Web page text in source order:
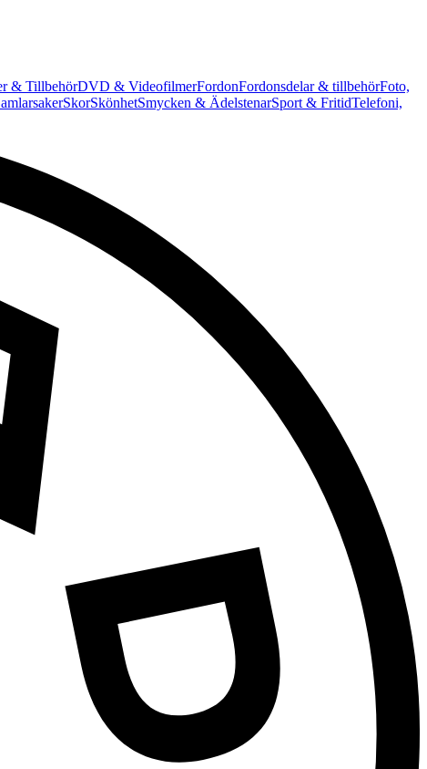
& TillbehörDVD & VideofilmerFordonFordonsdelar & tillbehörFoto,
SkorSkönhetSmycken & ÄdelstenarSport & FritidTelefoni,